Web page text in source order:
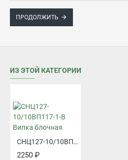
ПРОДОЛЖИТЬ
ИЗ ЭТОЙ КАТЕГОРИИ
СНЦ127-10/10ВП117-1-В Вилка блочная
2250 ₽